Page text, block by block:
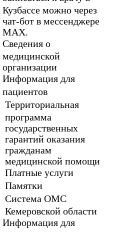
Кузбассе можно через
чат-бот в мессенджере
МАХ.
Сведения о
медицинской
организации
Информация для
пациентов
Территориальная
программа
государственных
гарантий оказания
гражданам
медицинской помощи
Платные услуги
Памятки
Система ОМС
Кемеровской области
Информация для